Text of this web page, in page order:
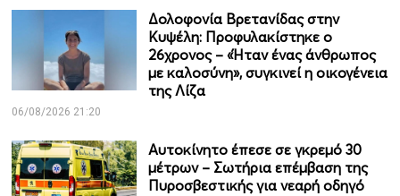
Δολοφονία Βρετανίδας στην
Κυψέλη: Προφυλακίστηκε ο
26χρονος – «Ήταν ένας άνθρωπος
με καλοσύνη», συγκινεί η οικογένεια
της Λίζα
06/08/2026 21:20
Αυτοκίνητο έπεσε σε γκρεμό 30
μέτρων – Σωτήρια επέμβαση της
Πυροσβεστικής για νεαρή οδηγό